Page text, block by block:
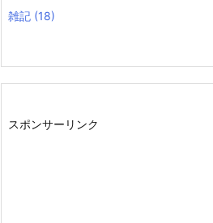
雑記 (18)
スポンサーリンク